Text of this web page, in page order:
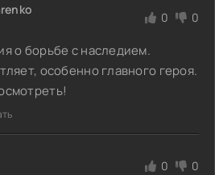
0 0
о борьбе с наследием.
особенно главного героя.
0 0